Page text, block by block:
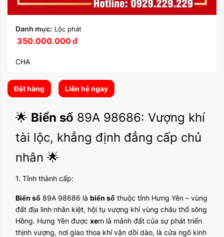
Danh mục: Lộc phát
350.000.000đ
CHA
Đặt hàng Liên hệ ngay
🌟 Biển số 89A 98686: Vượng khí
tài lộc, khẳng định đẳng cấp chủ
nhân 🌟
1. Tỉnh thành cấp:
Biển số 89A 98686 là biển số thuộc tỉnh Hưng Yên – vùng
đất địa linh nhân kiệt, hội tụ vượng khí vùng châu thổ sông
Hồng. Hưng Yên được xem là mảnh đất của sự phát triển
thịnh vượng, nơi giao thoa khí vận dồi dào, là cửa ngõ kinh